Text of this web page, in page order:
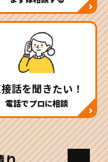
話を聞きたい！
電話でプロに相談